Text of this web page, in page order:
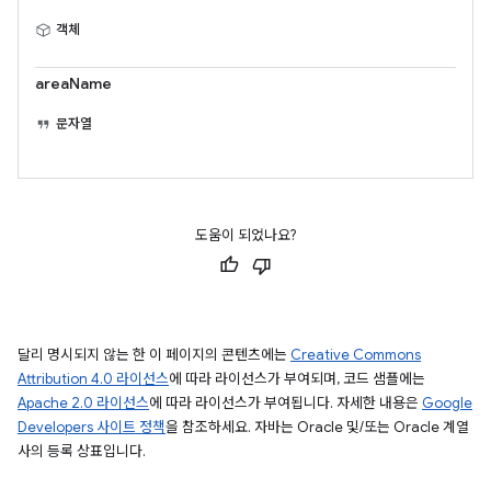
객체
areaName
문자열
도움이 되었나요?
달리 명시되지 않는 한 이 페이지의 콘텐츠에는 Creative Commons
Attribution 4.0 라이선스에 따라 라이선스가 부여되며, 코드 샘플에는
Apache 2.0 라이선스에 따라 라이선스가 부여됩니다. 자세한 내용은 Google
Developers 사이트 정책을 참조하세요. 자바는 Oracle 및/또는 Oracle 계열
사의 등록 상표입니다.